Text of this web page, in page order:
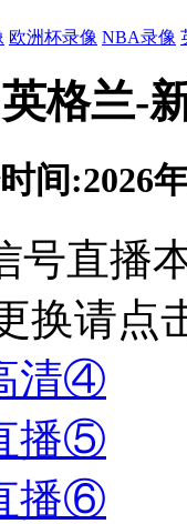
欧洲杯录像 NBA录像
格兰-
间:2026
号直播
换请点
清④
播⑤
播⑥